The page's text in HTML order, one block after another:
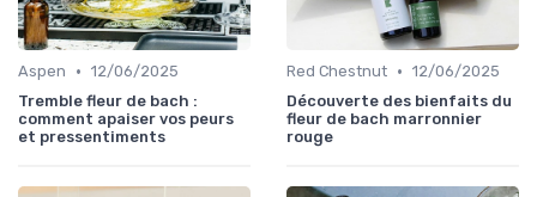
Aspen • 12/06/2025
Tremble fleur de bach :
comment apaiser vos peurs
et pressentiments
Red Chestnut • 12/06/2025
Découverte des bienfaits du
fleur de bach marronnier
rouge